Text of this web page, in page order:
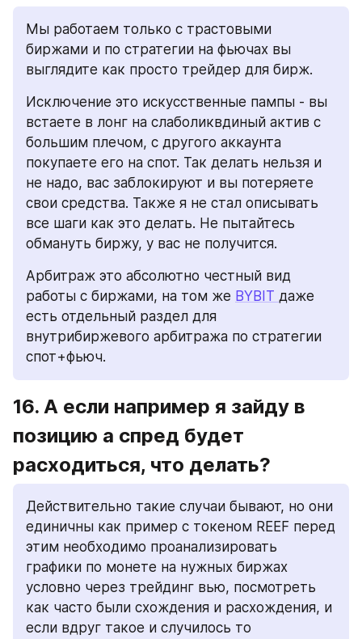
Мы работаем только с трастовыми
биржами и по стратегии на фьючах вы
выглядите как просто трейдер для бирж.
Исключение это искусственные пампы - вы
встаете в лонг на слаболиквдиный актив с
большим плечом, с другого аккаунта
покупаете его на спот. Так делать нельзя и
не надо, вас заблокируют и вы потеряете
свои средства. Также я не стал описывать
все шаги как это делать. Не пытайтесь
обмануть биржу, у вас не получится.
Арбитраж это абсолютно честный вид
работы с биржами, на том же BYBIT даже
есть отдельный раздел для
внутрибиржевого арбитража по стратегии
спот+фьюч.
16. А если например я зайду в
позицию а спред будет
расходиться, что делать?
Действительно такие случаи бывают, но они
единичны как пример с токеном REEF перед
этим необходимо проанализировать
графики по монете на нужных биржах
условно через трейдинг вью, посмотреть
как часто были схождения и расхождения, и
если вдруг такое и случилось то